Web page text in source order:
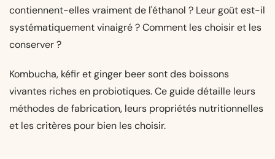
contiennent-elles vraiment de l'éthanol ? Leur goût est-il
systématiquement vinaigré ? Comment les choisir et les
conserver ?
Kombucha, kéfir et ginger beer sont des boissons
vivantes riches en probiotiques. Ce guide détaille leurs
méthodes de fabrication, leurs propriétés nutritionnelles
et les critères pour bien les choisir.